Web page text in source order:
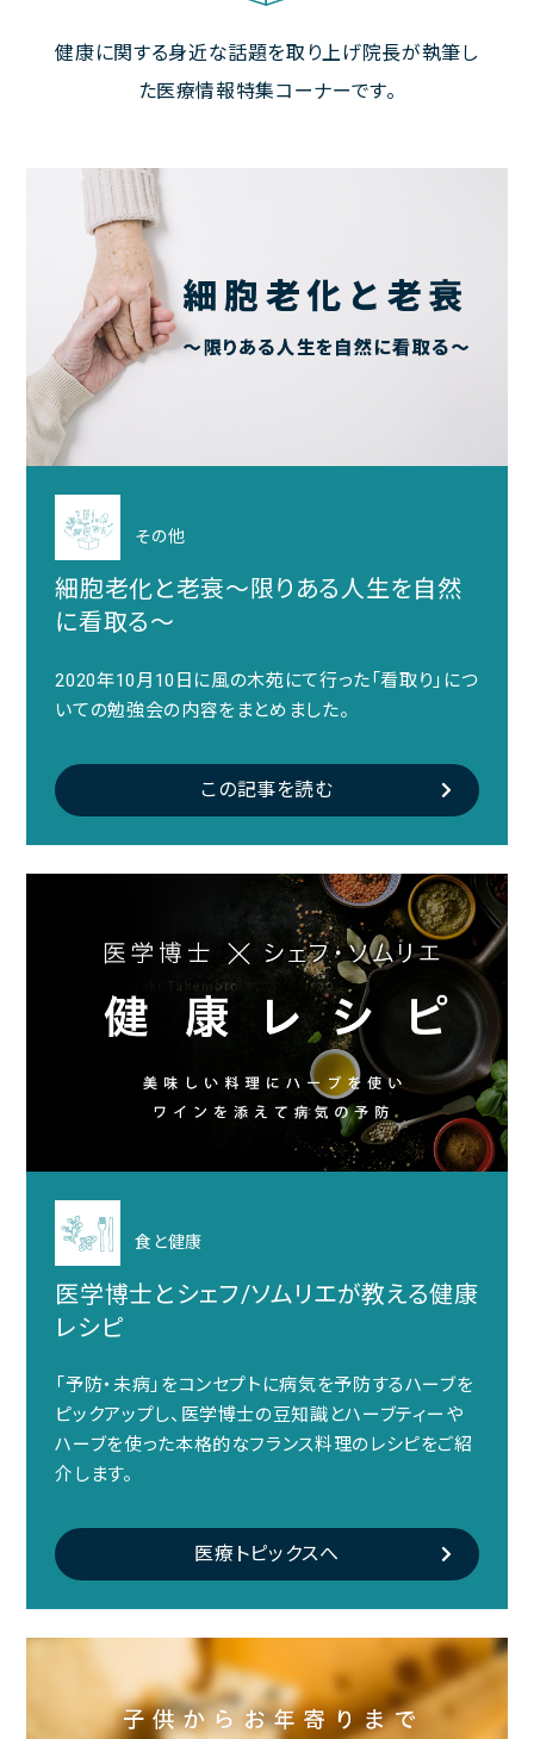
健康に関する身近な話題を取り上げ院長が執筆し
た医療情報特集コーナーです。
その他
細胞老化と老衰～限りある人生を自然
に看取る～
2020年10月10日に風の木苑にて行った「看取り」につ
いての勉強会の内容をまとめました。
この記事を読む
食と健康
医学博士とシェフ/ソムリエが教える健康
レシピ
「予防・未病」をコンセプトに病気を予防するハーブを
ピックアップし、医学博士の豆知識とハーブティーや
ハーブを使った本格的なフランス料理のレシピをご紹
介します。
医療トピックスへ